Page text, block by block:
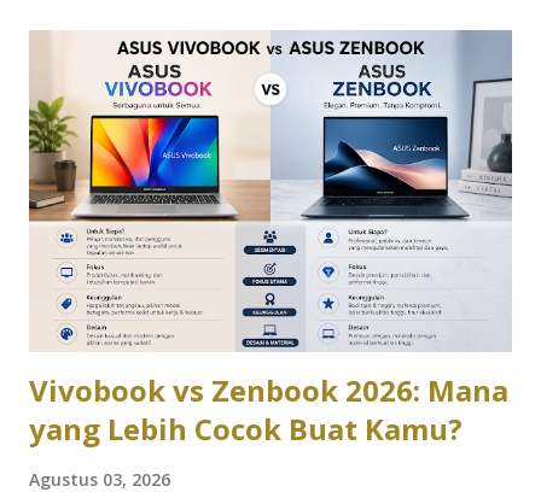
Vivobook vs Zenbook 2026: Mana
yang Lebih Cocok Buat Kamu?
Agustus 03, 2026